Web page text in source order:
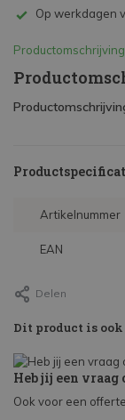
Op werkdagen
Productomschrijving
Artikelnummer
EAN
Delen
Dit product is
Heb jij een
Ook voor een